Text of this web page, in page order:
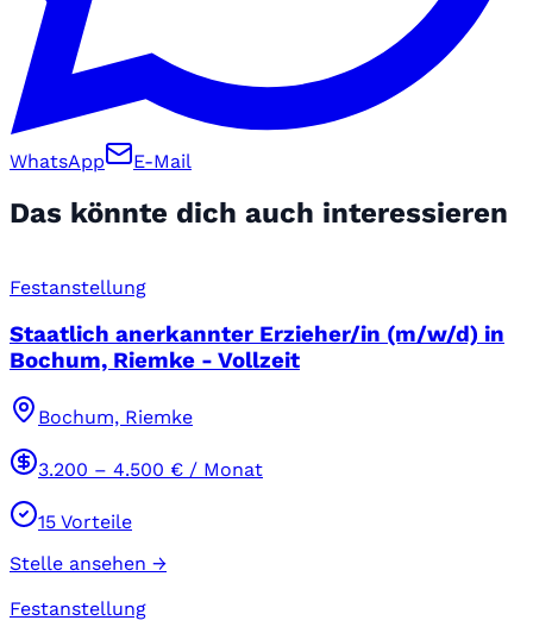
WhatsApp E-Mail
Das könnte dich auch interessieren
Festanstellung
Staatlich anerkannter Erzieher/in (m/w/d) in
Bochum, Riemke - Vollzeit
Bochum, Riemke
3.200 – 4.500 € / Monat
15 Vorteile
Stelle ansehen →
Festanstellung